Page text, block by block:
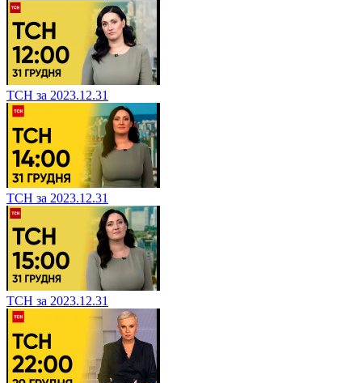
ТСН за 2023.12.31
ТСН за 2023.12.31
ТСН за 2023.12.31